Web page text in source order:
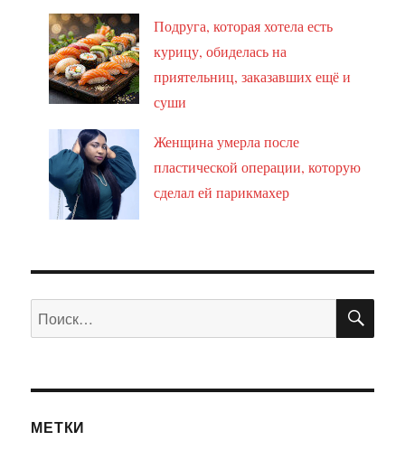
Подруга, которая хотела есть
курицу, обиделась на
приятельниц, заказавших ещё и
суши
Женщина умерла после
пластической операции, которую
сделал ей парикмахер
Искать:
МЕТКИ